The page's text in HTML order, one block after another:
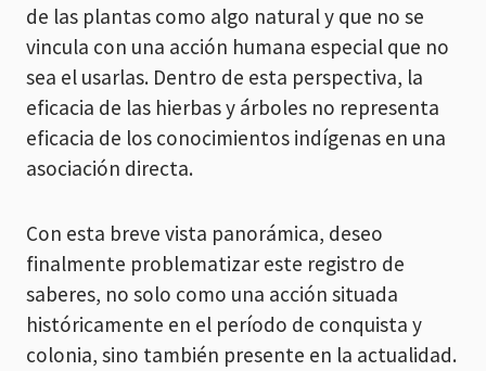
de las plantas como algo natural y que no se
vincula con una acción humana especial que no
sea el usarlas. Dentro de esta perspectiva, la
eficacia de las hierbas y árboles no representa
eficacia de los conocimientos indígenas en una
asociación directa.
Con esta breve vista panorámica, deseo
finalmente problematizar este registro de
saberes, no solo como una acción situada
históricamente en el período de conquista y
colonia, sino también presente en la actualidad.